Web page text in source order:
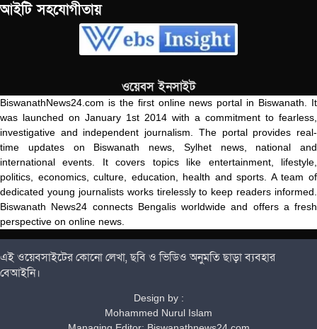
আইটি সহযোগীতায়
ওয়েবস ইনসাইট
BiswanathNews24.com is the first online news portal in Biswanath. It
was launched on January 1st 2014 with a commitment to fearless,
investigative and independent journalism. The portal provides real-
time updates on Biswanath news, Sylhet news, national and
international events. It covers topics like entertainment, lifestyle,
politics, economics, culture, education, health and sports. A team of
dedicated young journalists works tirelessly to keep readers informed.
Biswanath News24 connects Bengalis worldwide and offers a fresh
perspective on online news.
এই ওয়েবসাইটের কোনো লেখা, ছবি ও ভিডিও অনুমতি ছাড়া ব্যবহার
বেআইনি।
Design by :
Mohammed Nurul Islam